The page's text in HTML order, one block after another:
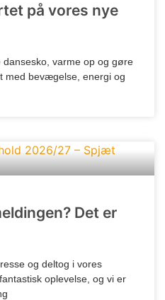
på vores nye
varme op og gøre
med bevægelse, energi og
Det er
og deltog i vores
oplevelse, og vi er